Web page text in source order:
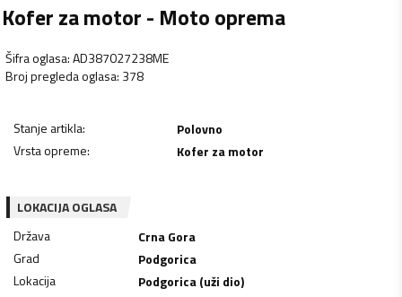
Kofer za motor - Moto oprema
Šifra oglasa:AD387027238ME
Broj pregleda oglasa: 378
Stanje artikla:
Polovno
Vrsta opreme: Kofer za motor
LOKACIJA OGLASA
Država
Crna Gora
Grad
Podgorica
Lokacija
Podgorica (uži dio)